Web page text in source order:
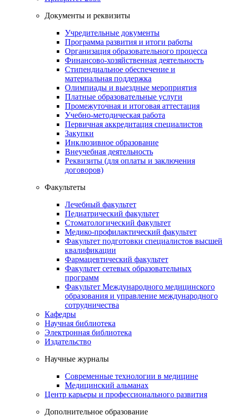
Документы и реквизиты
Учредительные документы
Программа развития и итоги работы
Организация образовательного процесса
Финансово-хозяйственная деятельность
Стипендиальное обеспечение и
материальная поддержка
Олимпиады и выездные мероприятия
Платные образовательные услуги
Промежуточная и итоговая аттестация
Учебно-методическая работа
Первичная аккредитация специалистов
Закупки
Инклюзивное образование
Внеучебная деятельность
Реквизиты (для оплаты и заключения
договоров)
Факультеты
Лечебный факультет
Педиатрический факультет
Стоматологический факультет
Медико-профилактический факультет
Факультет подготовки специалистов высшей
квалификации
Фармацевтический факультет
Факультет сетевых образовательных
программ
Факультет Международного медицинского
образования и управление международного
сотрудничества
Кафедры
Научная библиотека
Электронная библиотека
Издательство
Научные журналы
Современные технологии в медицине
Медицинский альманах
Центр карьеры и профессионального развития
Дополнительное образование